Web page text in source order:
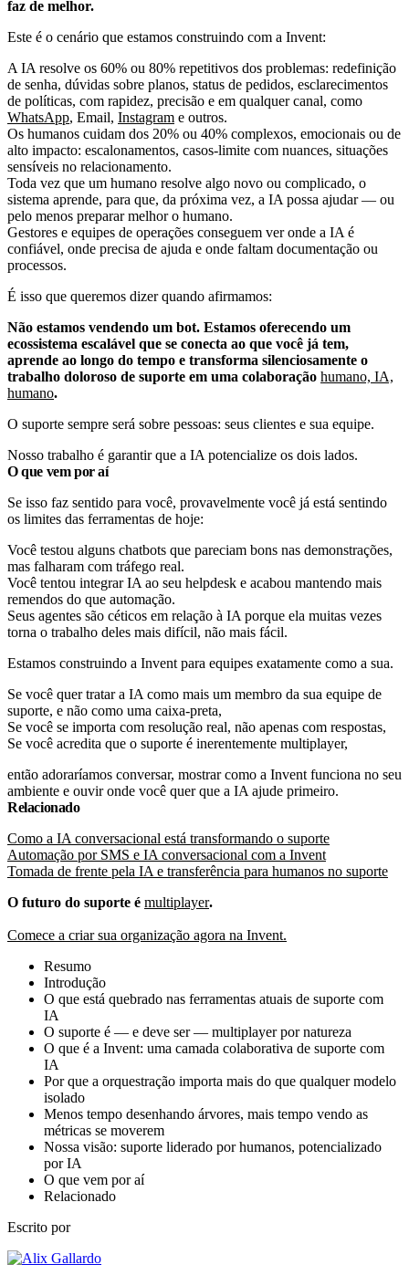
faz de melhor.
Este é o cenário que estamos construindo com a Invent:
A IA resolve os 60% ou 80% repetitivos dos problemas: redefinição
de senha, dúvidas sobre planos, status de pedidos, esclarecimentos
de políticas, com rapidez, precisão e em qualquer canal, como
WhatsApp, Email, Instagram e outros.
Os humanos cuidam dos 20% ou 40% complexos, emocionais ou de
alto impacto: escalonamentos, casos-limite com nuances, situações
sensíveis no relacionamento.
Toda vez que um humano resolve algo novo ou complicado, o
sistema aprende, para que, da próxima vez, a IA possa ajudar — ou
pelo menos preparar melhor o humano.
Gestores e equipes de operações conseguem ver onde a IA é
confiável, onde precisa de ajuda e onde faltam documentação ou
processos.
É isso que queremos dizer quando afirmamos:
Não estamos vendendo um bot. Estamos oferecendo um
ecossistema escalável que se conecta ao que você já tem,
aprende ao longo do tempo e transforma silenciosamente o
trabalho doloroso de suporte em uma colaboração humano, IA,
humano.
O suporte sempre será sobre pessoas: seus clientes e sua equipe.
Nosso trabalho é garantir que a IA potencialize os dois lados.
O que vem por aí
Se isso faz sentido para você, provavelmente você já está sentindo
os limites das ferramentas de hoje:
Você testou alguns chatbots que pareciam bons nas demonstrações,
mas falharam com tráfego real.
Você tentou integrar IA ao seu helpdesk e acabou mantendo mais
remendos do que automação.
Seus agentes são céticos em relação à IA porque ela muitas vezes
torna o trabalho deles mais difícil, não mais fácil.
Estamos construindo a Invent para equipes exatamente como a sua.
Se você quer tratar a IA como mais um membro da sua equipe de
suporte, e não como uma caixa-preta,
Se você se importa com resolução real, não apenas com respostas,
Se você acredita que o suporte é inerentemente multiplayer,
então adoraríamos conversar, mostrar como a Invent funciona no seu
ambiente e ouvir onde você quer que a IA ajude primeiro.
Relacionado
Como a IA conversacional está transformando o suporte
Automação por SMS e IA conversacional com a Invent
Tomada de frente pela IA e transferência para humanos no suporte
O futuro do suporte é multiplayer.
Comece a criar sua organização agora na Invent.
Resumo
Introdução
O que está quebrado nas ferramentas atuais de suporte com
IA
O suporte é — e deve ser — multiplayer por natureza
O que é a Invent: uma camada colaborativa de suporte com
IA
Por que a orquestração importa mais do que qualquer modelo
isolado
Menos tempo desenhando árvores, mais tempo vendo as
métricas se moverem
Nossa visão: suporte liderado por humanos, potencializado
por IA
O que vem por aí
Relacionado
Escrito por